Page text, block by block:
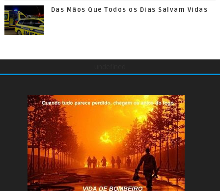
Das Mãos Que Todos os Dias Salvam Vidas